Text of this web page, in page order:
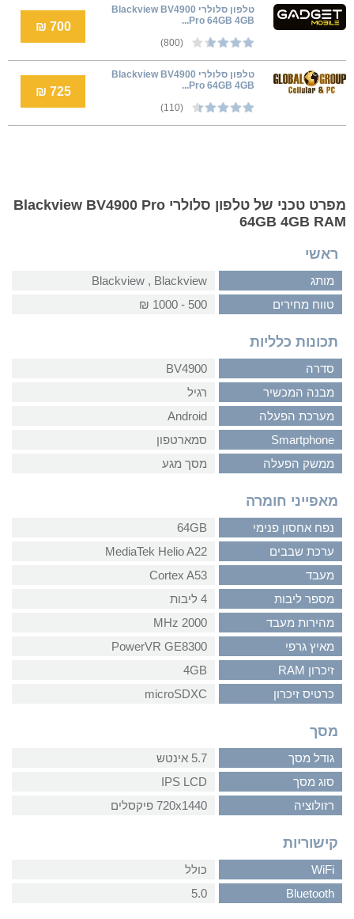
טלפון סלולרי Blackview BV4900
Pro 64GB 4GB...
(800)
700 ₪
טלפון סלולרי Blackview BV4900
Pro 64GB 4GB...
(110)
725 ₪
מפרט טכני של טלפון סלולרי Blackview BV4900 Pro
64GB 4GB RAM
ראשי
מותג
Blackview‏ , ‏Blackview
טווח מחירים
500 - 1000 ₪
תכונות כלליות
סדרה
BV4900
מבנה המכשיר
רגיל
מערכת הפעלה
Android
Smartphone
סמארטפון
ממשק הפעלה
מסך מגע
מאפייני חומרה
נפח אחסון פנימי
64GB
ערכת שבבים
MediaTek Helio A22
מעבד
Cortex A53
מספר ליבות
4 ליבות
מהירות מעבד
2000 MHz
מאיץ גרפי
PowerVR GE8300
זיכרון RAM
4GB
כרטיס זיכרון
microSDXC
מסך
גודל מסך
5.7 אינטש
סוג מסך
IPS LCD
רזולוציה
720x1440 פיקסלים
קישוריות
WiFi
כולל
Bluetooth
5.0